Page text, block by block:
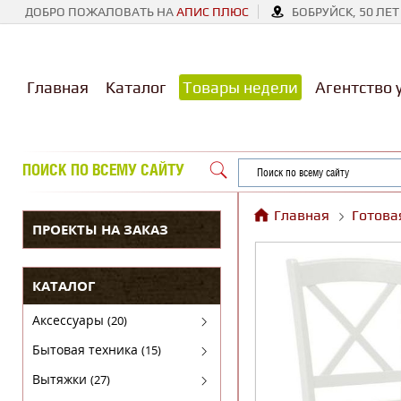
ДОБРО ПОЖАЛОВАТЬ НААПИС ПЛЮС БОБРУЙСК, 50
Главная Каталог Товары недели Агентство
ПОИСК ПО ВСЕМУ САЙТУ
ПРОЕКТЫ НА ЗАКАЗ
КАТАЛОГ
Аксессуары (20)
Аксессуары для бытовой техники
Бытовая техника (15)
Духовые шкафы
Вытяжки (27)
Главная